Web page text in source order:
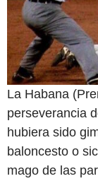
La Habana
perseverancia
hubiera sido
baloncesto o
mago de las